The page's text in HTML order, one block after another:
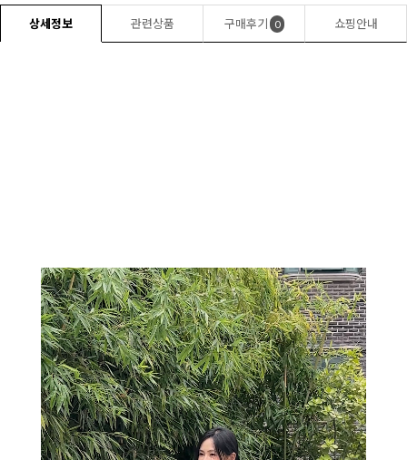
상세정보 관련상품 구매후기 0 쇼핑안내